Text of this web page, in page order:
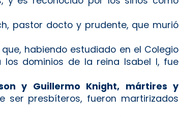
pastor docto y prudente, que murió
que, habiendo estudiado en el Colegio
dominios de la reina Isabel I, fue
y Guillermo Knight, mártires y
ser presbíteros, fueron martirizados